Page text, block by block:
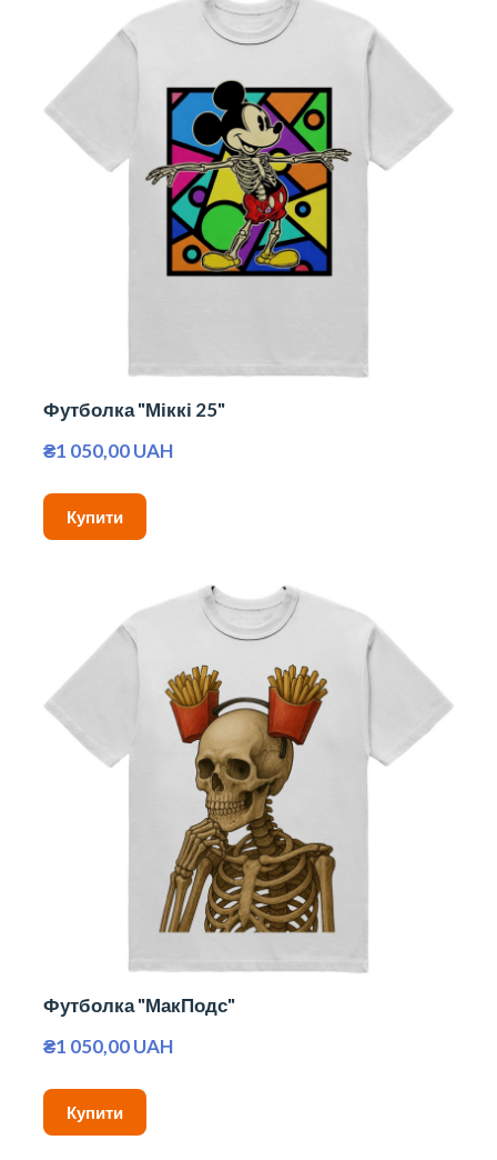
Футболка "Міккі 25"
₴1 050,00 UAH
Купити
Футболка "МакПодс"
₴1 050,00 UAH
Купити